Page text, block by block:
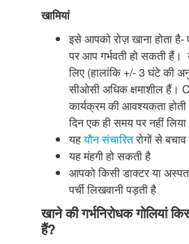
खामियां
इसे आपको रोज़ खाना होता
पर आप गर्भवती हो सकती
लिए (हालांकि +/- 3 घंटे की
सीओसी अधिक क्षमाशील हैं।
कार्यक्रम की आवश्यकता
दिन एक ही समय पर नहीं लिया
यहयौन संचारितरोगों से
यह मंहगी हो सकती है
आपको किसी डाक्टर या
पर्ची लिखवानी पड़ती है
खाने की गर्भनिरोधक गोलियां
हैं?